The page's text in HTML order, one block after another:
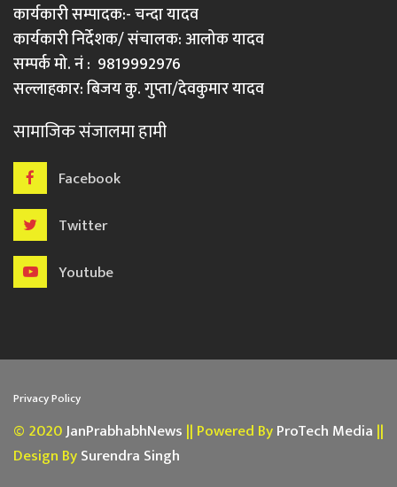
कार्यकारी सम्पादक:- चन्दा यादव
कार्यकारी निर्देशक/ संचालक: आलोक यादव
सम्पर्क मो. नं : 9819992976
सल्लाहकार: बिजय कु. गुप्ता/देवकुमार यादव
सामाजिक संजालमा हामी
Facebook
Twitter
Youtube
Privacy Policy
© 2020JanPrabhabhNews || Powered ByProTech Media ||
Design BySurendra Singh